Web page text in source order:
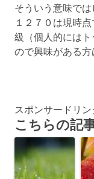
そういう意味で
１２７０は現時
級（個人的には
ので興味がある方
スポンサードリン
こちらの記